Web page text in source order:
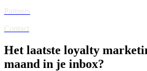
Partners
Contact
Het laatste loyalty
maand in je inbox?